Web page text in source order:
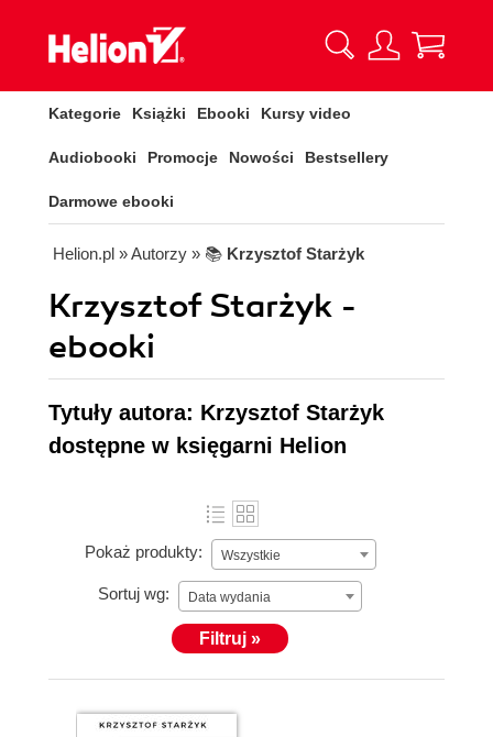
Kategorie Książki Ebooki Kursy video
Audiobooki Promocje Nowości Bestsellery
Darmowe ebooki
Helion.pl » Autorzy » 📚 Krzysztof Starżyk
Krzysztof Starżyk -
ebooki
Tytuły autora: Krzysztof Starżyk
dostępne w księgarni Helion
Pokaż produkty: Wszystkie
Sortuj wg: Data wydania
Filtruj »